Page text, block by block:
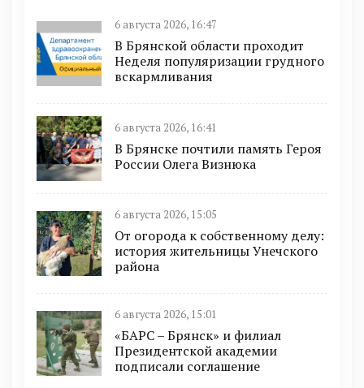
6 августа 2026, 16:47
В Брянской области проходит
Неделя популяризации грудного
вскармливания
6 августа 2026, 16:41
В Брянске почтили память Героя
России Олега Визнюка
6 августа 2026, 15:05
От огорода к собственному делу:
история жительницы Унечского
района
6 августа 2026, 15:01
«БАРС – Брянск» и филиал
Президентской академии
подписали соглашение